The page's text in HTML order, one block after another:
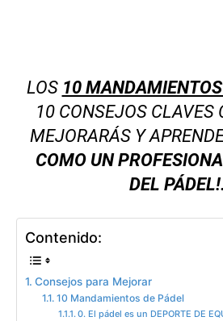
LOS 10
10 CONSEJOS CLAVES
MEJORARÁS Y
COMO UN
DEL
Contenido:
Consejos para Mejorar
10 Mandamientos de Pádel
0. El pádel es un DEPORTE DE